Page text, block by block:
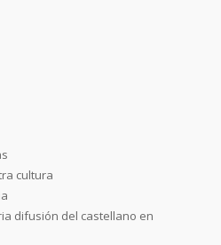
cultura
difusión del castellano en